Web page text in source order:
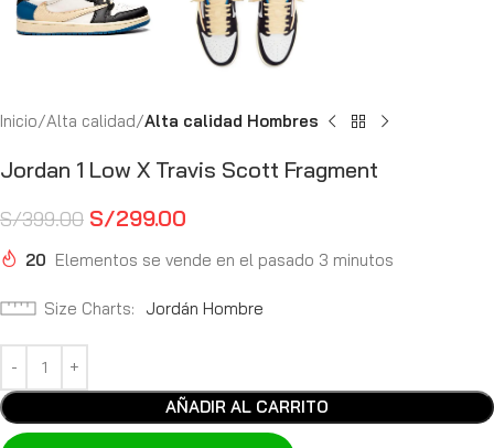
Inicio Alta calidad Alta calidad Hombres
Jordan 1 Low X Travis Scott Fragment
S/399.00 S/299.00
20 Elementos se vende en el pasado 3 minutos
Size Charts Jordán Hombre
AÑADIR AL CARRITO